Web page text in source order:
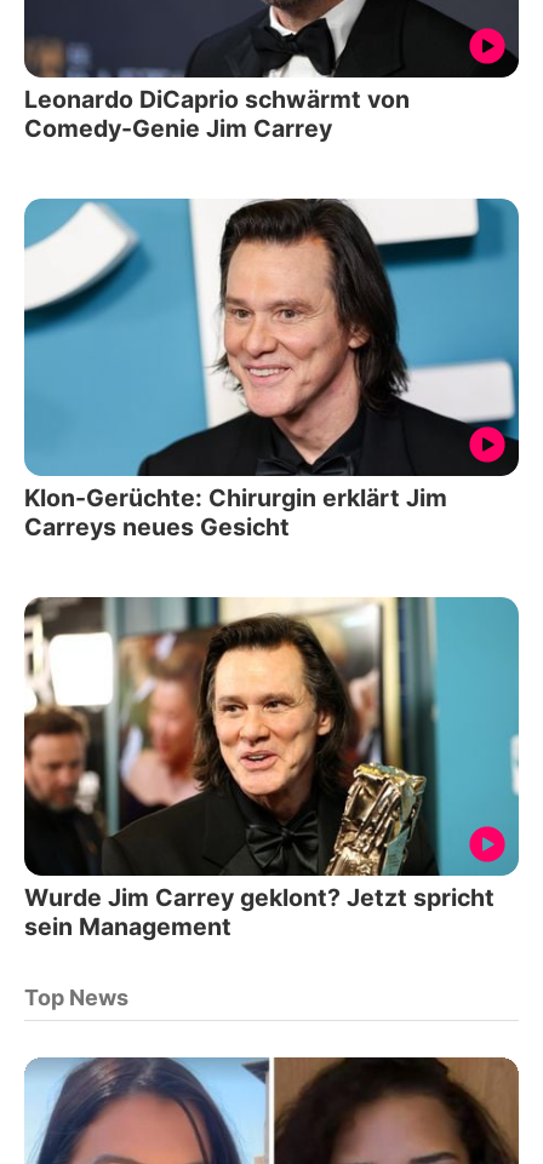
Leonardo DiCaprio schwärmt von
Comedy-Genie Jim Carrey
Klon-Gerüchte: Chirurgin erklärt Jim
Carreys neues Gesicht
Wurde Jim Carrey geklont? Jetzt spricht
sein Management
Top News